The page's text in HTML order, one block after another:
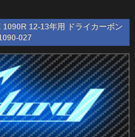
12-13年用 ドライカーボン
027